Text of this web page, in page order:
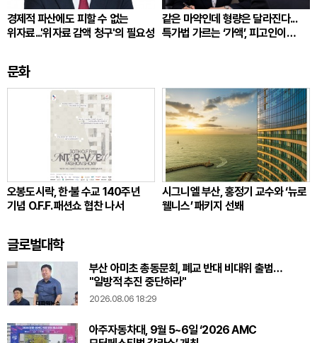
경제적 파산에도 피할 수 없는
위자료...'위자료 감액 청구'의 필요성
같은 마약인데 형량은 달라진다...
특가법 가르는 ‘가액’, 피고인이
문화
오봉도시락, 한·불 수교 140주년
기념 O.F.F. 패션쇼 협찬 나서
시그니엘 부산, 홍정기 교수와 ‘뉴로
웰니스’ 패키지 선봬
글로벌대학
부산 아미초 총동문회, 폐교 반대 비대위 출범…
"일방적 추진 중단하라"
2026.08.06 18:29
아주자동차대, 9월 5~6일 ‘2026 AMC